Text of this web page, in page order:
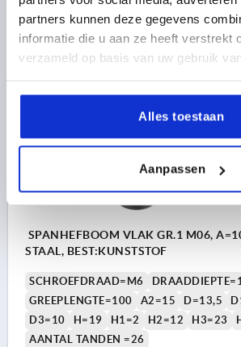
partners kunnen deze gegevens
informatie die u aan ze heeft verstrekt
verzameld op basis van uw gebruik
Alles toestaan
Aanpassen
excl. BTW
K0114
SPANHEFBOOM VLAK GR.1 M06,
STAAL, BEST:KUNSTSTOF
SCHROEFDRAAD=M6
GREEPLENGTE=100
A2=15 D=13,5
D3=10
H=19 H1=2 H2=12 H3=23
AANTAL TANDEN =26